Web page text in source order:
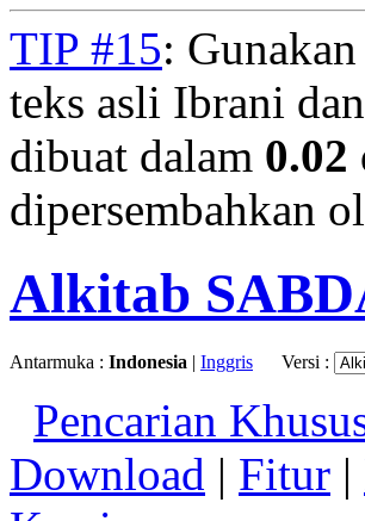
TIP #15:
teks asli Ibrani
dibuat dalam 0.02
dipersembahkan
Alkitab
Antarmuka : Indonesia | Inggris Versi :
Pencarian
Download | Fitur |